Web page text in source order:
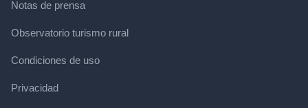
Notas de prensa
Observatorio turismo rural
Condiciones de uso
Privacidad